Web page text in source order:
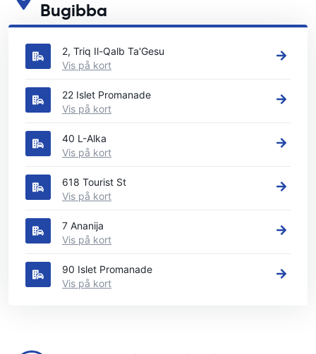
Bugibba
Se vores vigtigste biludlejningssteder i Bugibba
2, Triq Il-Qalb Ta'Gesu
Vis på kort
22 Islet Promanade
Vis på kort
40 L-Alka
Vis på kort
618 Tourist St
Vis på kort
7 Ananija
Vis på kort
90 Islet Promanade
Vis på kort